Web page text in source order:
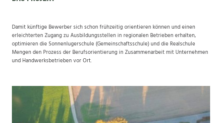
Damit künftige Bewerber sich schon frühzeitig orientieren können und einen
erleichterten Zugang zu Ausbildungsstellen in regionalen Betrieben erhalten,
optimieren die Sonnenlugerschule (Gemeinschaftsschule) und die Realschule
Mengen den Prozess der Berufsorientierung in Zusammenarbeit mit Unternehmen
und Handwerksbetrieben vor Ort.